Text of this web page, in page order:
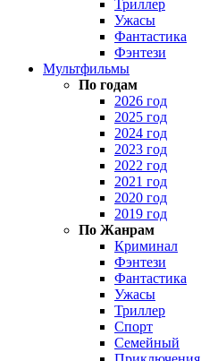
Триллер
Ужасы
Фантастика
Фэнтези
Мультфильмы
По годам
2026 год
2025 год
2024 год
2023 год
2022 год
2021 год
2020 год
2019 год
По Жанрам
Криминал
Фэнтези
Фантастика
Ужасы
Триллер
Спорт
Семейный